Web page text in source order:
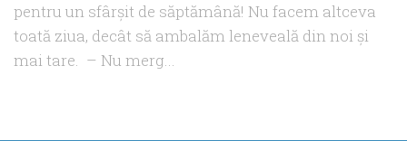
pentru un sfârșit de săptămână! Nu facem altceva
toată ziua, decât să ambalăm leneveală din noi şi
mai tare. – Nu merg...